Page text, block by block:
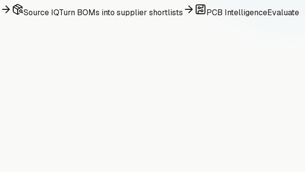
Source IQTurn BOMs into supplier shortlists PCB IntelligenceEvaluate